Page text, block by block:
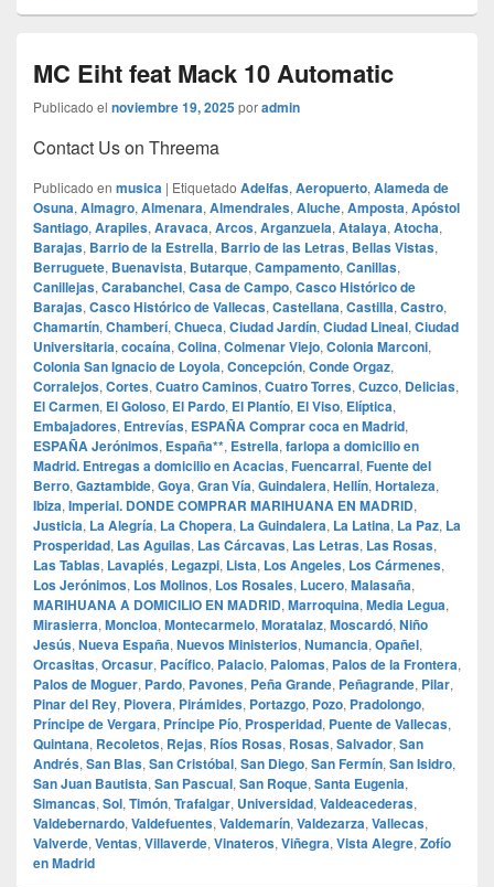
MC Eiht feat Mack 10 Automatic
Publicado el noviembre 19, 2025poradmin
Contact Us on Threema
Publicado en musica | Etiquetado Adelfas, Aeropuerto, Alameda de
Osuna, Almagro, Almenara, Almendrales, Aluche, Amposta, Apóstol
Santiago, Arapiles, Aravaca, Arcos, Arganzuela, Atalaya, Atocha,
Barajas, Barrio de la Estrella, Barrio de las Letras, Bellas Vistas,
Berruguete, Buenavista, Butarque, Campamento, Canillas,
Canillejas, Carabanchel, Casa de Campo, Casco Histórico de
Barajas, Casco Histórico de Vallecas, Castellana, Castilla, Castro,
Chamartín, Chamberí, Chueca, Ciudad Jardín, Ciudad Lineal, Ciudad
Universitaria, cocaína, Colina, Colmenar Viejo, Colonia Marconi,
Colonia San Ignacio de Loyola, Concepción, Conde Orgaz,
Corralejos, Cortes, Cuatro Caminos, Cuatro Torres, Cuzco, Delicias,
El Carmen, El Goloso, El Pardo, El Plantío, El Viso, Elíptica,
Embajadores, Entrevías, ESPAÑA Comprar coca en Madrid,
ESPAÑA Jerónimos, España**, Estrella, farlopa a domicilio en
Madrid. Entregas a domicilio en Acacias, Fuencarral, Fuente del
Berro, Gaztambide, Goya, Gran Vía, Guindalera, Hellín, Hortaleza,
Ibiza, Imperial. DONDE COMPRAR MARIHUANA EN MADRID,
Justicia, La Alegría, La Chopera, La Guindalera, La Latina, La Paz, La
Prosperidad, Las Aguilas, Las Cárcavas, Las Letras, Las Rosas,
Las Tablas, Lavapiés, Legazpi, Lista, Los Angeles, Los Cármenes,
Los Jerónimos, Los Molinos, Los Rosales, Lucero, Malasaña,
MARIHUANA A DOMICILIO EN MADRID, Marroquina, Media Legua,
Mirasierra, Moncloa, Montecarmelo, Moratalaz, Moscardó, Niño
Jesús, Nueva España, Nuevos Ministerios, Numancia, Opañel,
Orcasitas, Orcasur, Pacífico, Palacio, Palomas, Palos de la Frontera,
Palos de Moguer, Pardo, Pavones, Peña Grande, Peñagrande, Pilar,
Pinar del Rey, Piovera, Pirámides, Portazgo, Pozo, Pradolongo,
Príncipe de Vergara, Príncipe Pío, Prosperidad, Puente de Vallecas,
Quintana, Recoletos, Rejas, Ríos Rosas, Rosas, Salvador, San
Andrés, San Blas, San Cristóbal, San Diego, San Fermín, San Isidro,
San Juan Bautista, San Pascual, San Roque, Santa Eugenia,
Simancas, Sol, Timón, Trafalgar, Universidad, Valdeacederas,
Valdebernardo, Valdefuentes, Valdemarín, Valdezarza, Vallecas,
Valverde, Ventas, Villaverde, Vinateros, Viñegra, Vista Alegre, Zofío
en Madrid